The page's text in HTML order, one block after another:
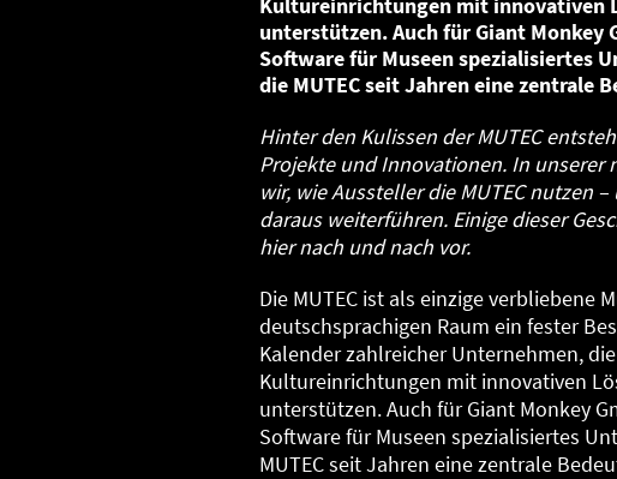
unterstützen. Auch für Giant Monkey
Software für Museen spezialisiertes
die MUTEC seit Jahren eine zentrale
Hinter den Kulissen der MUTEC
Projekte und Innovationen. In unserer
wir, wie Aussteller die MUTEC nutzen
daraus weiterführen. Einige dieser
hier nach und nach vor.
Die MUTEC ist als einzige verbliebene
deutschsprachigen Raum ein fester
Kalender zahlreicher Unternehmen,
Kultureinrichtungen mit innovativen
unterstützen. Auch für Giant Monkey
Software für Museen spezialisiertes
MUTEC seit Jahren eine zentrale